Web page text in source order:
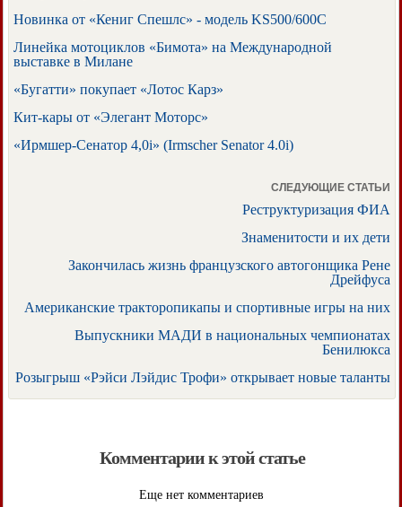
Новинка от «Кениг Спешлс» - модель KS500/600C
Линейка мотоциклов «Бимота» на Международной
выставке в Милане
«Бугатти» покупает «Лотос Карз»
Кит-кары от «Элегант Моторс»
«Ирмшер-Сенатор 4,0i» (Irmscher Senator 4.0i)
СЛЕДУЮЩИЕ СТАТЬИ
Реструктуризация ФИА
Знаменитости и их дети
Закончилась жизнь французского автогонщика Рене
Дрейфуса
Американские тракторопикапы и спортивные игры на них
Выпускники МАДИ в национальных чемпионатах
Бенилюкса
Розыгрыш «Рэйси Лэйдис Трофи» открывает новые таланты
Комментарии к этой статье
Еще нет комментариев